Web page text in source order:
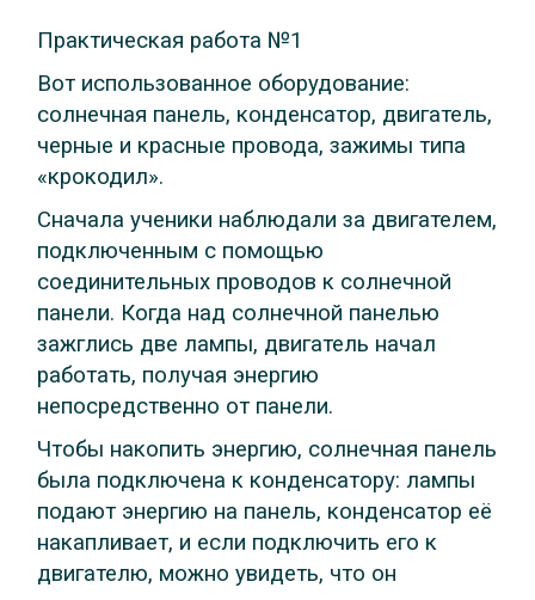
Практическая работа №1
Вот использованное оборудование:
солнечная панель, конденсатор, двигатель,
черные и красные провода, зажимы типа
«крокодил».
Сначала ученики наблюдали за двигателем,
подключенным с помощью
соединительных проводов к солнечной
панели. Когда над солнечной панелью
зажглись две лампы, двигатель начал
работать, получая энергию
непосредственно от панели.
Чтобы накопить энергию, солнечная панель
была подключена к конденсатору: лампы
подают энергию на панель, конденсатор её
накапливает, и если подключить его к
двигателю, можно увидеть, что он